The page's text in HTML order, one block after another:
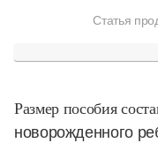
Статья
Размер пособия
новорожденного